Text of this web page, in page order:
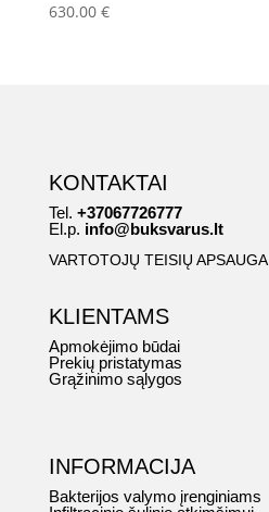
630.00 €
KONTAKTAI
Tel. +37067726777
El.p. info@buksvarus.lt
VARTOTOJŲ TEISIŲ APSAUGA
KLIENTAMS
Apmokėjimo būdai
Prekių pristatymas
Grąžinimo sąlygos
INFORMACIJA
Bakterijos valymo įrenginiams